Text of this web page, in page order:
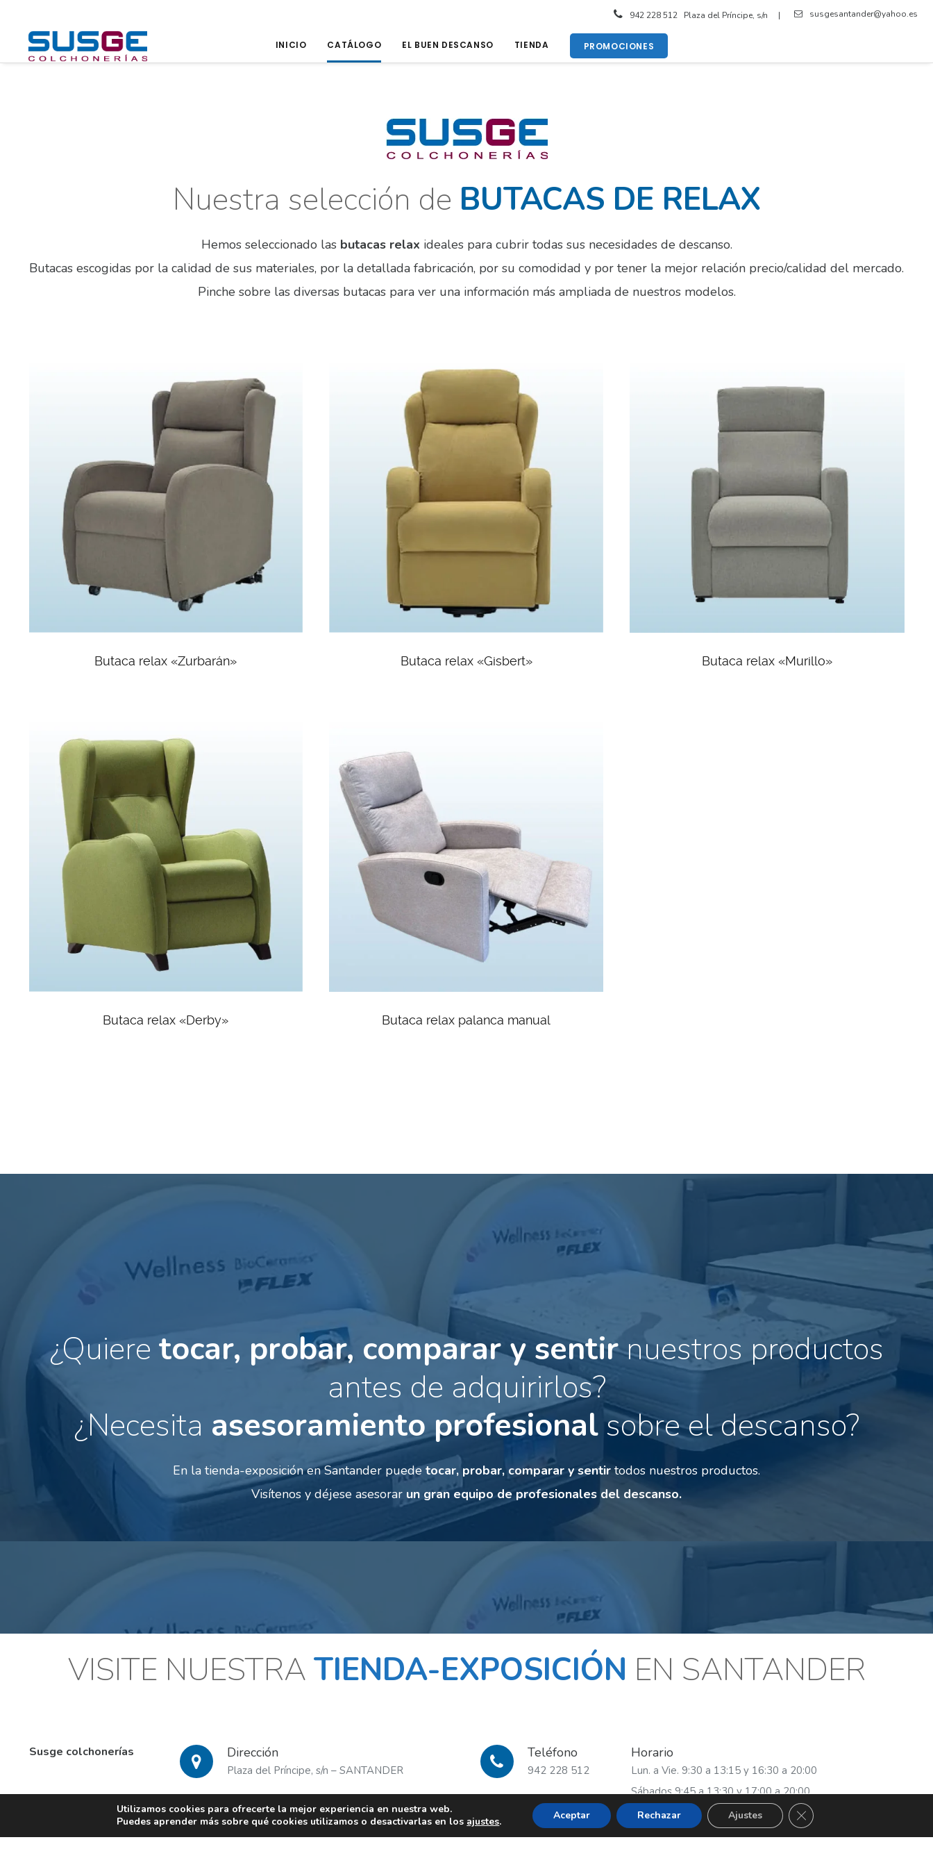
susgesantander@yahoo.es
942 228 512 Plaza del Príncipe, s/n |
INICIO CATÁLOGO EL BUEN DESCANSO TIENDA PROMOCIONES
Nuestra selección de BUTACAS DE RELAX
Hemos seleccionado las butacas relax ideales para cubrir todas sus necesidades de descanso.
Butacas escogidas por la calidad de sus materiales, por la detallada fabricación, por su comodidad y por tener la mejor relación precio/calidad del mercado.
Pinche sobre las diversas butacas para ver una información más ampliada de nuestros modelos.
Butaca relax «Zurbarán» Butaca relax «Gisbert» Butaca relax «Murillo»
Butaca relax «Derby» Butaca relax palanca manual
¿Quiere tocar, probar, comparar y sentirnuestros productos
antes de adquirirlos?
¿Necesita asesoramiento profesionalsobre el descanso?
En la tienda-exposición en Santander puedetocar, probar, comparar y sentirtodos nuestros productos.
Visítenos y déjese asesorar un gran equipo de profesionales del descanso.
VISITE NUESTRATIENDA-EXPOSICIÓN EN SANTANDER
Susge colchonerías Dirección
Plaza del Príncipe, s/n – SANTANDER
Teléfono
942 228 512
Horario
Lun. a Vie. 9:30 a 13:15 y 16:30 a 20:00
Sábados 9:45 a 13:30 y 17:00 a 20:00
Utilizamos cookies para ofrecerte la mejor experiencia en nuestra web.
Puedes aprender más sobre qué cookies utilizamos o desactivarlas en los ajustes. Aceptar Rechazar Ajustes CERRAR EL BANNER DE